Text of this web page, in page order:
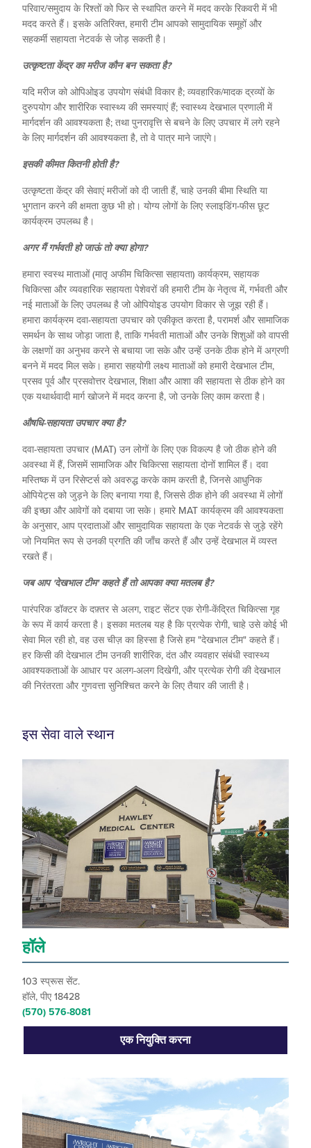
परिवार/समुदाय के रिश्तों को फिर से स्थापित करने में मदद करके रिकवरी में भी
मदद करते हैं। इसके अतिरिक्त, हमारी टीम आपको सामुदायिक समूहों और
सहकर्मी सहायता नेटवर्क से जोड़ सकती है।
उत्कृष्टता केंद्र का मरीज कौन बन सकता है?
यदि मरीज को ओपिओइड उपयोग संबंधी विकार है; व्यवहारिक/मादक द्रव्यों के
दुरुपयोग और शारीरिक स्वास्थ्य की समस्याएं हैं; स्वास्थ्य देखभाल प्रणाली में
मार्गदर्शन की आवश्यकता है; तथा पुनरावृत्ति से बचने के लिए उपचार में लगे रहने
के लिए मार्गदर्शन की आवश्यकता है, तो वे पात्र माने जाएंगे।
इसकी कीमत कितनी होती है?
उत्कृष्टता केंद्र की सेवाएं मरीजों को दी जाती हैं, चाहे उनकी बीमा स्थिति या
भुगतान करने की क्षमता कुछ भी हो। योग्य लोगों के लिए स्लाइडिंग-फीस छूट
कार्यक्रम उपलब्ध है।
अगर मैं गर्भवती हो जाऊं तो क्या होगा?
हमारा स्वस्थ माताओं (मातृ अफीम चिकित्सा सहायता) कार्यक्रम, सहायक
चिकित्सा और व्यवहारिक सहायता पेशेवरों की हमारी टीम के नेतृत्व में, गर्भवती और
नई माताओं के लिए उपलब्ध है जो ओपियोइड उपयोग विकार से जूझ रही हैं।
हमारा कार्यक्रम दवा-सहायता उपचार को एकीकृत करता है, परामर्श और सामाजिक
समर्थन के साथ जोड़ा जाता है, ताकि गर्भवती माताओं और उनके शिशुओं को वापसी
के लक्षणों का अनुभव करने से बचाया जा सके और उन्हें उनके ठीक होने में अग्रणी
बनने में मदद मिल सके। हमारा सहयोगी लक्ष्य माताओं को हमारी देखभाल टीम,
प्रसव पूर्व और प्रसवोत्तर देखभाल, शिक्षा और आशा की सहायता से ठीक होने का
एक यथार्थवादी मार्ग खोजने में मदद करना है, जो उनके लिए काम करता है।
औषधि-सहायता उपचार क्या है?
दवा-सहायता उपचार (MAT) उन लोगों के लिए एक विकल्प है जो ठीक होने की
अवस्था में हैं, जिसमें सामाजिक और चिकित्सा सहायता दोनों शामिल हैं। दवा
मस्तिष्क में उन रिसेप्टर्स को अवरुद्ध करके काम करती है, जिनसे आधुनिक
ओपियेट्स को जुड़ने के लिए बनाया गया है, जिससे ठीक होने की अवस्था में लोगों
की इच्छा और आवेगों को दबाया जा सके। हमारे MAT कार्यक्रम की आवश्यकता
के अनुसार, आप प्रदाताओं और सामुदायिक सहायता के एक नेटवर्क से जुड़े रहेंगे
जो नियमित रूप से उनकी प्रगति की जाँच करते हैं और उन्हें देखभाल में व्यस्त
रखते हैं।
जब आप 'देखभाल टीम' कहते हैं तो आपका क्या मतलब है?
पारंपरिक डॉक्टर के दफ़्तर से अलग, राइट सेंटर एक रोगी-केंद्रित चिकित्सा गृह
के रूप में कार्य करता है। इसका मतलब यह है कि प्रत्येक रोगी, चाहे उसे कोई भी
सेवा मिल रही हो, वह उस चीज़ का हिस्सा है जिसे हम "देखभाल टीम" कहते हैं।
हर किसी की देखभाल टीम उनकी शारीरिक, दंत और व्यवहार संबंधी स्वास्थ्य
आवश्यकताओं के आधार पर अलग-अलग दिखेगी, और प्रत्येक रोगी की देखभाल
की निरंतरता और गुणवत्ता सुनिश्चित करने के लिए तैयार की जाती है।
इस सेवा वाले स्थान
हॉले
103 स्प्रूस सेंट.
हॉले, पीए 18428
(570) 576-8081
एक नियुक्ति करना